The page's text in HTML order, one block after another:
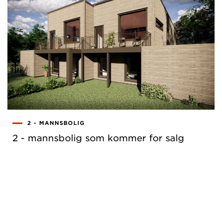
2 - MANNSBOLIG
2 - mannsbolig som kommer for salg